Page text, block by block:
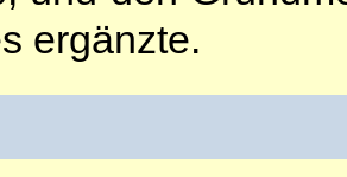
ergänzte.